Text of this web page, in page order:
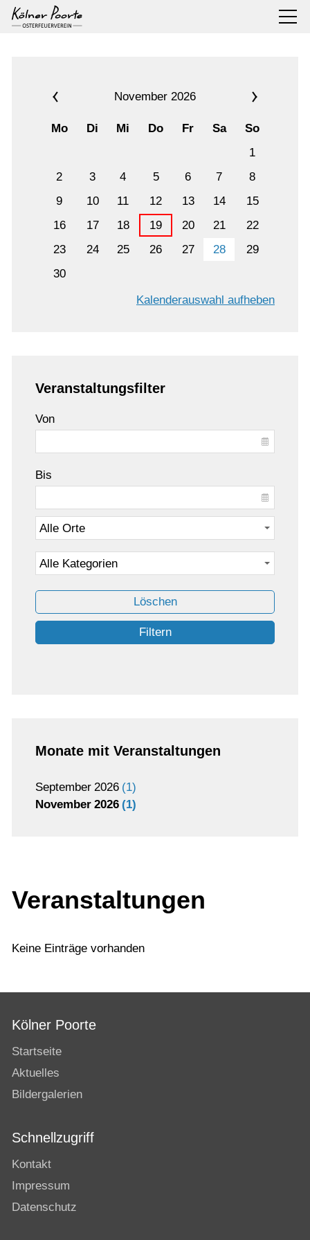
November 2026
Mo Di Mi Do Fr Sa
So
1
2
3 4 5 6 7
8
9
10 11 12 13 14
15
16
17 18 19 20 21
22
23
24 25 26 27 28
29
30
Kalenderauswahl aufheben
Veranstaltungsfilter
Von
Bis
Löschen
Filtern
Monate mit Veranstaltungen
September 2026 1
November 2026 1
Veranstaltungen
Keine Einträge vorhanden
Kölner Poorte
Startseite
Aktuelles
Bildergalerien
Schnellzugriff
Kontakt
Impressum
Datenschutz